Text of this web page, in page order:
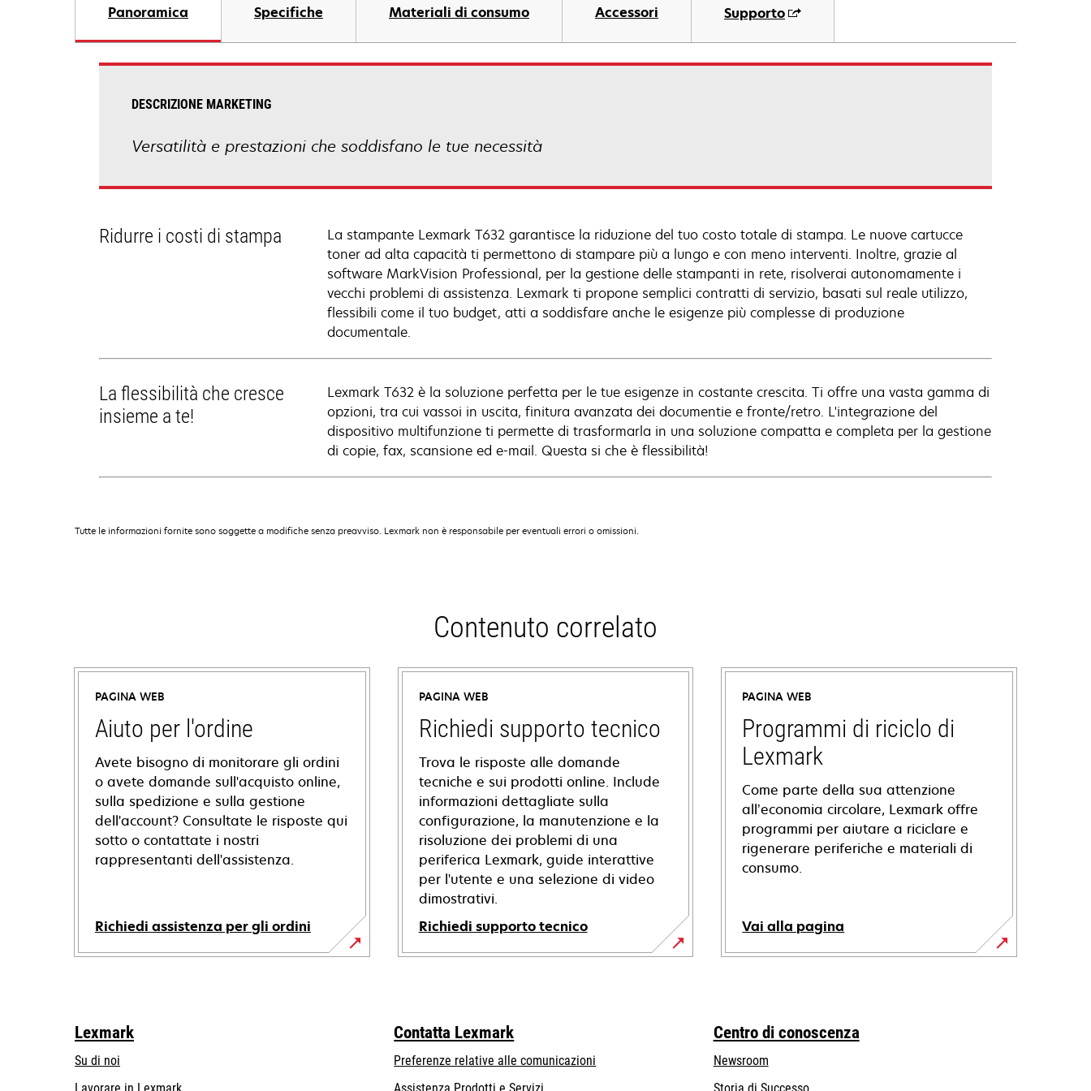
Panoramica Specifiche Materiali di consumo Accessori Supporto
DESCRIZIONE MARKETING
Versatilità e prestazioni che soddisfano le tue necessità
Ridurre i costi di stampa
La stampante Lexmark T632 garantisce la riduzione del tuo costo totale di stampa. Le nuove cartucce
toner ad alta capacità ti permettono di stampare più a lungo e con meno interventi. Inoltre, grazie al
software MarkVision Professional, per la gestione delle stampanti in rete, risolverai autonomamente i
vecchi problemi di assistenza. Lexmark ti propone semplici contratti di servizio, basati sul reale utilizzo,
flessibili come il tuo budget, atti a soddisfare anche le esigenze più complesse di produzione
documentale.
La flessibilità che cresce
insieme a te!
Lexmark T632 è la soluzione perfetta per le tue esigenze in costante crescita. Ti offre una vasta gamma di
opzioni, tra cui vassoi in uscita, finitura avanzata dei documentie e fronte/retro. L'integrazione del
dispositivo multifunzione ti permette di trasformarla in una soluzione compatta e completa per la gestione
di copie, fax, scansione ed e-mail. Questa si che è flessibilità!
Tutte le informazioni fornite sono soggette a modifiche senza preavviso. Lexmark non è responsabile per eventuali errori o omissioni.
Contenuto correlato
PAGINA WEB
Aiuto per l'ordine
Avete bisogno di monitorare gli ordini
o avete domande sull'acquisto online,
sulla spedizione e sulla gestione
dell'account? Consultate le risposte qui
sotto o contattate i nostri
rappresentanti dell'assistenza.
Richiedi assistenza per gli ordini
PAGINA WEB
Richiedi supporto tecnico
Trova le risposte alle domande
tecniche e sui prodotti online. Include
informazioni dettagliate sulla
configurazione, la manutenzione e la
risoluzione dei problemi di una
periferica Lexmark, guide interattive
per l'utente e una selezione di video
dimostrativi.
Richiedi supporto tecnico
si
nuova
scheda
PAGINA WEB
Programmi di riciclo di
Lexmark
Come parte della sua attenzione
all’economia circolare, Lexmark offre
programmi per aiutare a riciclare e
rigenerare periferiche e materiali di
consumo.
Vai alla pagina
Lexmark
Su di noi
Contatta Lexmark
Preferenze relative alle comunicazioni
Centro di conoscenza
Newsroom